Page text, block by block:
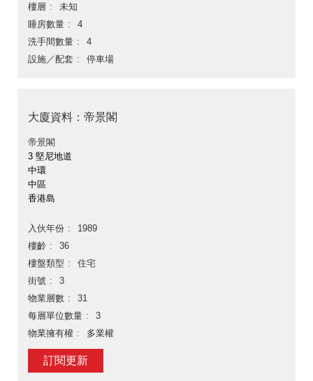
樓層
未知
睡房數量
4
洗手間數量
4
設施／配套
停車場
大廈資料：帝景閣
帝景閣
3 堅尼地道
中環
中區
香港島
入伙年份
1989
樓齡
36
樓盤類型
住宅
街號
3
物業層數
31
每層單位數量
3
物業擁有權
多業權
訂閱更新